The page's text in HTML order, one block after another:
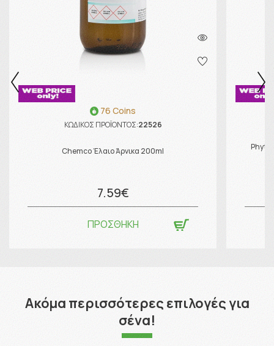
76 Coins
ΚΩΔΙΚΟΣ ΠΡΟΪΟΝΤΟΣ:22526
Chemco Έλαιο Άρνικα 200ml
7.59€
ΠΡΟΣΘΗΚΗ
Ακόμα περισσότερες επιλογές για
σένα!